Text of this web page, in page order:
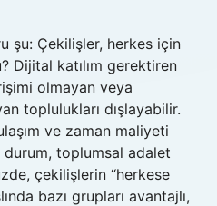
şu: Çekilişler, herkes için
Dijital katılım gerektiren
olmayan veya
toplulukları dışlayabilir.
ve zaman maliyeti
toplumsal adalet
çekilişlerin “herkese
bazı grupları avantajlı,